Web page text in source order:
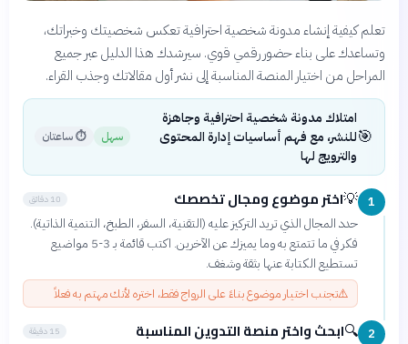
تعلم كيفية إنشاء مدونة شخصية احترافية تعكس شخصيتك وخبراتك،
وتساعدك على بناء حضور رقمي قوي. سيرشدك هذا الدليل عبر جميع
المراحل من اختيار المنصة المناسبة إلى نشر أول مقالاتك وجذب القراء.
🎯
امتلاك مدونة شخصية احترافية وجاهزة
للنشر، مع فهم أساسيات إدارة المحتوى
والترويج لها
سهل ⏱ساعتان
1
💡اختر موضوع ومجال تخصصك 10 دقائق
حدد المجال الذي تريد التركيز عليه (التقنية، السفر، الطبخ، التنمية الذاتية).
فكر في ما تتمتع به وما يميزك عن الآخرين. اكتب قائمة بـ 3-5 مواضيع
تستطيع الكتابة عنها بثقة وشغف.
⚠️تجنب اختيار موضوع بناءً على الرواج فقط، اختره لأنك مهتم به فعلاً
2
🔍ابحث واختر منصة التدوين المناسبة 15 دقيقة